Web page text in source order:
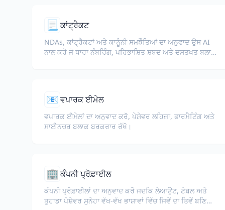
📃 ਕਾਂਟ੍ਰੈਕਟ
NDAs, ਕਾਂਟ੍ਰੈਕਟਾਂ ਅਤੇ ਕਾਨੂੰਨੀ ਸਮਝੌਤਿਆਂ ਦਾ ਅਨੁਵਾਦ ਉਸ AI
ਨਾਲ ਕਰੋ ਜੋ ਧਾਰਾ ਨੰਬਰਿੰਗ, ਪਰਿਭਾਸ਼ਿਤ ਸ਼ਬਦ ਅਤੇ ਦਸਤਖਤ ਬਲਾਕ
📧ਵਪਾਰਕ ਈਮੇਲ
ਵਪਾਰਕ ਈਮੇਲਾਂ ਦਾ ਅਨੁਵਾਦ ਕਰੋ, ਪੇਸ਼ੇਵਰ ਲਹਿਜ਼ਾ, ਫਾਰਮੈਟਿੰਗ ਅਤੇ
ਸਾਈਨਚਰ ਬਲਾਕ ਬਰਕਰਾਰ ਰੱਖੋ।
🏢 ਕੰਪਨੀ ਪ੍ਰੋਫ਼ਾਈਲ
ਕੰਪਨੀ ਪ੍ਰੋਫ਼ਾਈਲਾਂ ਦਾ ਅਨੁਵਾਦ ਕਰੋ ਜਦਕਿ ਲੇਆਉਟ, ਟੇਬਲ ਅਤੇ
ਤੁਹਾਡਾ ਪੇਸ਼ੇਵਰ ਸੁਨੇਹਾ ਵੱਖ-ਵੱਖ ਭਾਸ਼ਾਵਾਂ ਵਿੱਚ ਜਿਵੇਂ ਦਾ ਤਿਵੇਂ ਬਣਿਆ